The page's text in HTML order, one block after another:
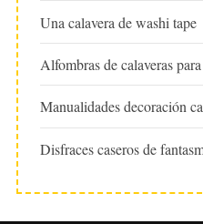
Una calavera de washi tape
Alfombras de calaveras
Manualidades decoración
Disfraces caseros de